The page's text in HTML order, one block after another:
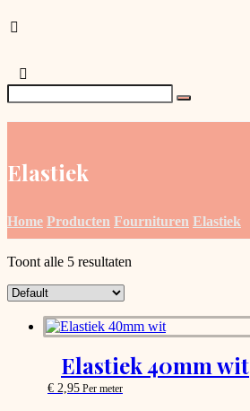
Elastiek
Home Producten Fournituren Elastiek
Toont alle 5 resultaten
Elastiek 40mm wit
€ 2,95 Per meter